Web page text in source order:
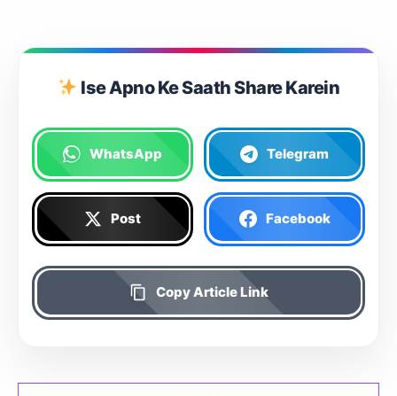
Ise Apno Ke Saath Share Karein
WhatsApp Telegram
Post Facebook
Copy Article Link